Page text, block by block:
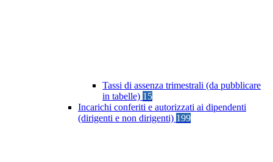
Tassi di assenza trimestrali (da pubblicare
in tabelle) 15
Incarichi conferiti e autorizzati ai dipendenti
(dirigenti e non dirigenti) 199